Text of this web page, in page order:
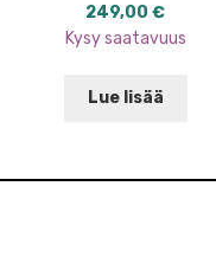
249,00€
Kysy saatavuus
Lue lisää